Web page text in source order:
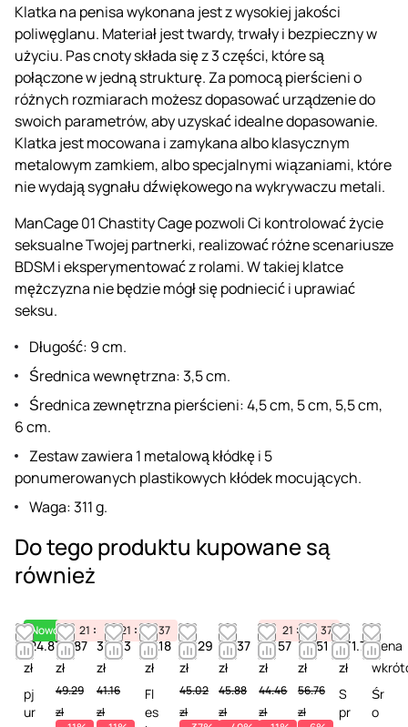
Klatka na penisa wykonana jest z wysokiej jakości
poliwęglanu. Materiał jest twardy, trwały i bezpieczny w
użyciu. Pas cnoty składa się z 3 części, które są
połączone w jedną strukturę. Za pomocą pierścieni o
różnych rozmiarach możesz dopasować urządzenie do
swoich parametrów, aby uzyskać idealne dopasowanie.
Klatka jest mocowana i zamykana albo klasycznym
metalowym zamkiem, albo specjalnymi wiązaniami, które
nie wydają sygnału dźwiękowego na wykrywaczu metali.
ManCage 01 Chastity Cage pozwoli Ci kontrolować życie
seksualne Twojej partnerki, realizować różne scenariusze
BDSM i eksperymentować z rolami. W takiej klatce
mężczyzna nie będzie mógł się podniecić i uprawiać
seksu.
Długość: 9 cm.
Średnica wewnętrzna: 3,5 cm.
Średnica zewnętrzna pierścieni: 4,5 cm, 5 cm, 5,5 cm,
6 cm.
Zestaw zawiera 1 metalową kłódkę i 5
ponumerowanych plastikowych kłódek mocujących.
Waga: 311 g.
Do tego produktu kupowane są
również
Nowość
124.87
zł
pj
ur
21 11 37
43.87
zł
49.29
zł
21 11 37
36.63
zł
41.16
zł
81.18
zł
Fl
es
28.29
zł
45.02
zł
23.37
zł
45.88
zł
21 11 37
39.57
zł
44.46
zł
53.51
zł
56.76
zł
131.77
zł
S
pr
Cena
Śr
o